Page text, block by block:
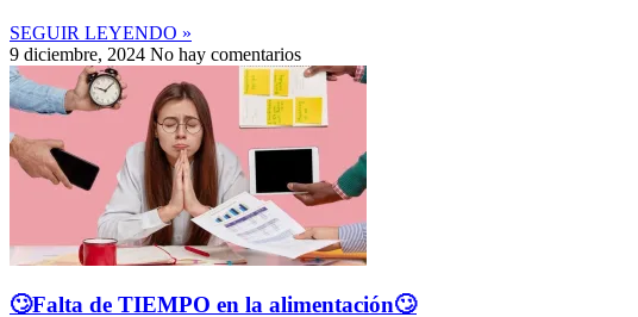
SEGUIR LEYENDO »
9 diciembre, 2024 No hay comentarios
🙄Falta de TIEMPO en la alimentación🙄